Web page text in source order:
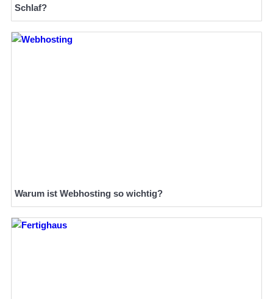
Schlaf?
Warum ist Webhosting so wichtig?